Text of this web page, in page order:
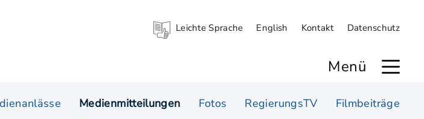
Leichte Sprache English Kontakt Datenschutz
Menü
Medienmitteilungen Fotos RegierungsTV Filmbeiträge